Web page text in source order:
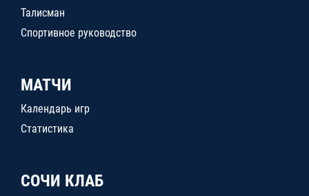
Талисман
Спортивное руководство
МАТЧИ
Календарь игр
Статистика
СОЧИ КЛАБ